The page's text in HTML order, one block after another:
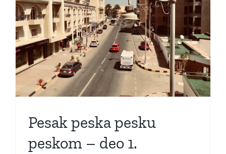
Pesak peska pesku
peskom – deo 1.